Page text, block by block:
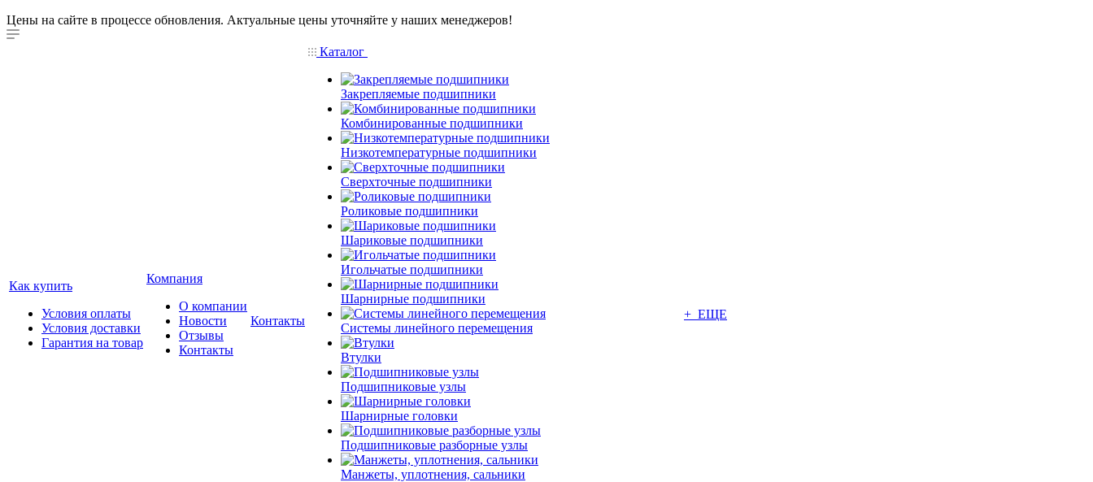
Цены на сайте в процессе обновления. Актуальные цены уточняйте у наших менеджеров!
Как купить
Условия оплаты
Условия доставки
Гарантия на товар
Компания
О компании
Новости
Отзывы
Контакты
Контакты
Каталог
Закрепляемые подшипники
Комбинированные подшипники
Низкотемпературные подшипники
Сверхточные подшипники
Роликовые подшипники
Шариковые подшипники
Игольчатые подшипники
Шарнирные подшипники
Системы линейного перемещения
Втулки
Подшипниковые узлы
Шарнирные головки
Подшипниковые разборные узлы
Манжеты, уплотнения, сальники
+ ЕЩЕ